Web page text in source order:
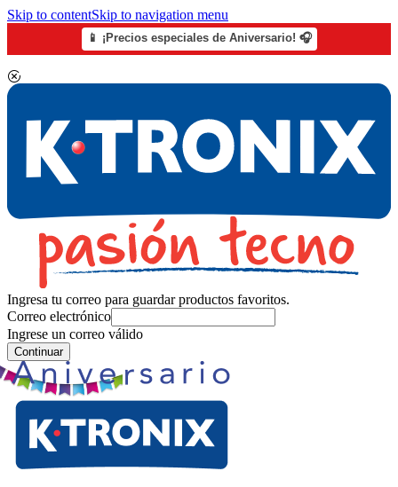
Skip to contentSkip to navigation menu
📱 ¡Precios especiales de Aniversario! 🎧
Ingresa tu correo para guardar productos favoritos.
Correo electrónico
Ingrese un correo válido
Continuar